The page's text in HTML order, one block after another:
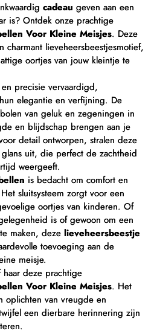
cadeau geven aan een
is? Ontdek onze prachtige
Voor Kleine Meisjes. Deze
charmant lieveheersbeestjesmotief,
oortjes van jouw kleintje te
precisie vervaardigd,
elegantie en verfijning. De
van geluk en zegeningen in
en blijdschap brengen aan je
detail ontworpen, stralen deze
uit, die perfect de zachtheid
weergeeft.
is bedacht om comfort en
sluitsysteem zorgt voor een
oortjes van kinderen. Of
is of gewoon om een
maken, deze lieveheersbeestje
toevoeging aan de
meisje.
deze prachtige
Voor Kleine Meisjes. Het
oplichten van vreugde en
een dierbare herinnering zijn